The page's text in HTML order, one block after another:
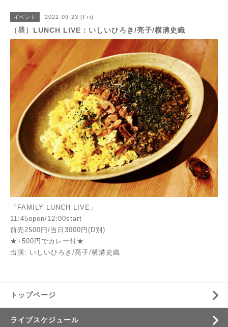
イベント 2022-09-23 (Fri)
（昼）LUNCH LIVE：いしいひろき/亮子/横溝史織
「FAMILY LUNCH LIVE」
11:45open/12:00start
前売2500円/当日3000円(D別)
★+500円でカレー付★
出演: いしいひろき/亮子/横溝史織
トップページ
ライブスケジュール